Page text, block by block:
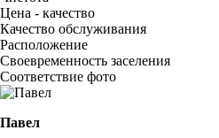
Цена - качество
Качество обслуживания
Расположение
Своевременность заселения
Соответствие фото
Павел